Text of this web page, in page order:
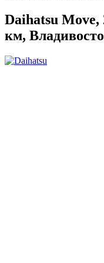
Daihatsu Move,
км,